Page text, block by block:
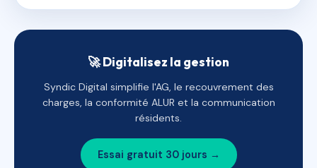
🚀 Digitalisez la gestion
Syndic Digital simplifie l'AG, le recouvrement des
charges, la conformité ALUR et la communication
résidents.
Essai gratuit 30 jours →